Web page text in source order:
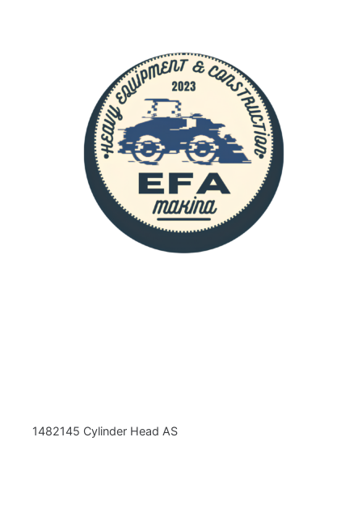
1482145 Cylinder Head AS